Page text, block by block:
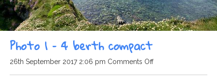
Photo 1 – 4 berth compact
26th September 2017 2:06 pm Comments Offon
Photo